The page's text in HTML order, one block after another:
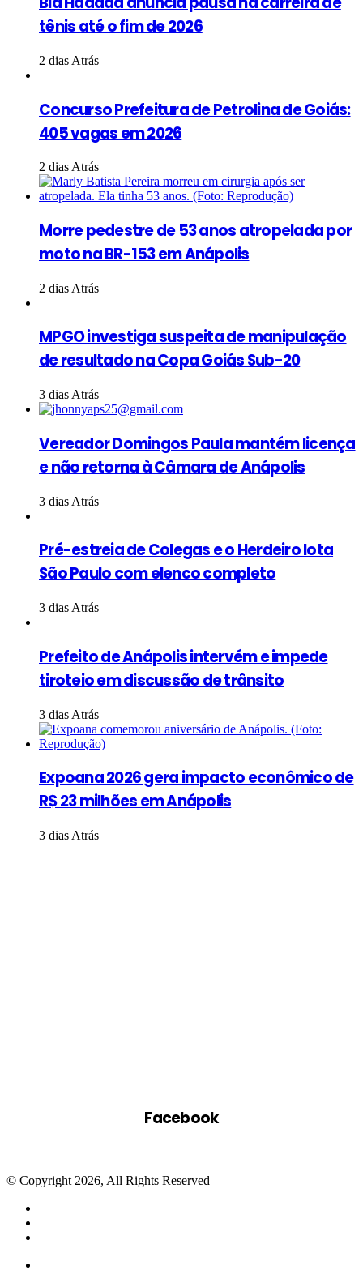
tênis até o fim de 2026
2 dias Atrás
Concurso Prefeitura de Petrolina de Goiás:
405 vagas em 2026
2 dias Atrás
Morre pedestre de 53 anos atropelada por
moto na BR-153 em Anápolis
2 dias Atrás
MPGO investiga suspeita de manipulação
de resultado na Copa Goiás Sub-20
3 dias Atrás
Vereador Domingos Paula mantém licença
e não retorna à Câmara de Anápolis
3 dias Atrás
Pré-estreia de Colegas e o Herdeiro lota
São Paulo com elenco completo
3 dias Atrás
Prefeito de Anápolis intervém e impede
tiroteio em discussão de trânsito
3 dias Atrás
Expoana 2026 gera impacto econômico de
R$ 23 milhões em Anápolis
3 dias Atrás
Facebook
© Copyright 2026, All Rights Reserved
Facebook
Twitter
WhatsApp
Telegram
Close